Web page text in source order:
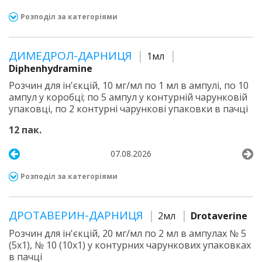
Розподіл за категоріями
ДИМЕДРОЛ-ДАРНИЦЯ
1мл
Diphenhydramine
Розчин для ін'єкцій, 10 мг/мл по 1 мл в ампулі, по 10
ампул у коробці; по 5 ампул у контурній чарунковій
упаковці, по 2 контурні чарункові упаковки в пачці
12 пак.
07.08.2026
Розподіл за категоріями
ДРОТАВЕРИН-ДАРНИЦЯ 2мл
Drotaverine
Розчин для ін'єкцій, 20 мг/мл по 2 мл в ампулах № 5
(5х1), № 10 (10х1) у контурних чарункових упаковках
в пачці